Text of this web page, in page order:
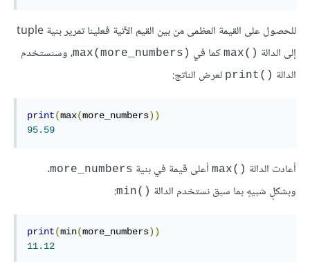
للحصول على القيمة العظمى من بين القيم الآتية فعلينا تمرير بنية tuple
إلى الدالة max()‎ كما في max(more_numbers)، وسنستخدم
الدالة print()‎ لعرض الناتج:
print(max(more_numbers))
95.59
أعادت الدالة max()‎ أعلى قيمة في بنية more_numbers
.
وبشكلٍ شبيهٍ بما سبق نستخدم الدالة min()‎
:
print(min(more_numbers))
11.12